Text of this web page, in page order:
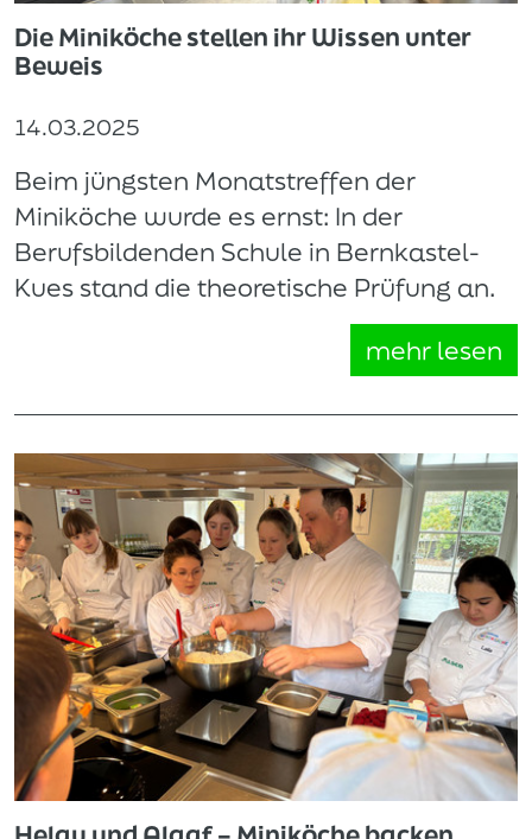
Die Miniköche stellen ihr Wissen unter
Beweis
14.03.2025
Beim jüngsten Monatstreffen der
Miniköche wurde es ernst: In der
Berufsbildenden Schule in Bernkastel-
Kues stand die theoretische Prüfung an.
mehr lesen